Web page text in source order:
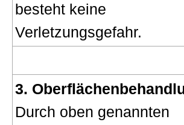
besteht keine
Verletzungsgefahr.
3.
Durch oben genannten